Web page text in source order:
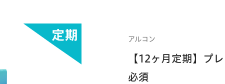
使い捨て
乱視用コンタクトレンズ
遠近両用
定期便
クーパービジョン
アルコン
【12ヶ月定期】プ
必須